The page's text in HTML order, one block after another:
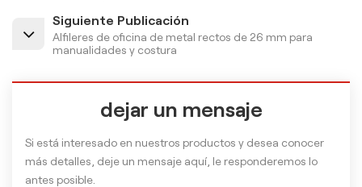
Siguiente Publicación
Alfileres de oficina de metal rectos de 26 mm para
manualidades y costura
dejar un mensaje
Si está interesado en nuestros productos y desea conocer
más detalles, deje un mensaje aquí, le responderemos lo
antes posible.